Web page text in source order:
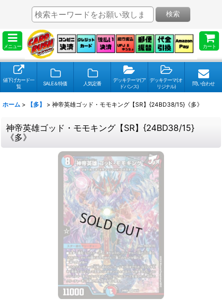
メニュー カート
検索
値下げカード一
覧
SALE＆特価 人気定番
デッキテーマ(ア
ドバンス)
デッキテーマ(オ
リジナル)
問い合わせ
ホーム > 【多】 > 神帝英雄ゴッド・モモキング【SR】{24BD38/15}《多》
神帝英雄ゴッド・モモキング【SR】{24BD38/15}
《多》